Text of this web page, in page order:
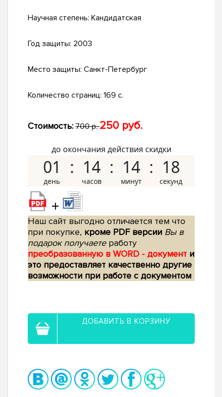
Научная степень: Кандидатская
Год защиты: 2003
Место защиты: Санкт-Петербург
Количество страниц: 169 с.
Стоимость: 700 р.250 руб.
до окончания действия скидки
01 14 14 17
+
Наш сайт выгодно отличается тем что
при покупке, кроме PDF версии Вы в
подарок получаетеработу
преобразованную в WORD - документ и
это предоставляет качественно другие
возможности при работе с документом
ДОБАВИТЬ В КОРЗИНУ